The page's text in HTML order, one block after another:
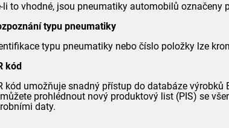
li to vhodné, jsou pneumatiky automobilů označeny
typu pneumatiky
typu pneumatiky nebo číslo položky lze
kód
kód umožňuje snadný přístup do databáze výrobků
prohlédnout nový produktový list (PIS) se
daty.